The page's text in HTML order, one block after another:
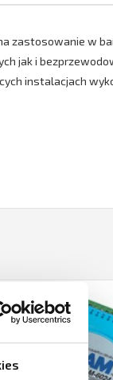
zastosowanie w
jak i
instalacjach